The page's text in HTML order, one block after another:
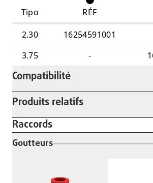
Tipo RÉF
2.30
16254591001
3.75
-
Compatibilité
Produits relatifs
Raccords
Goutteurs